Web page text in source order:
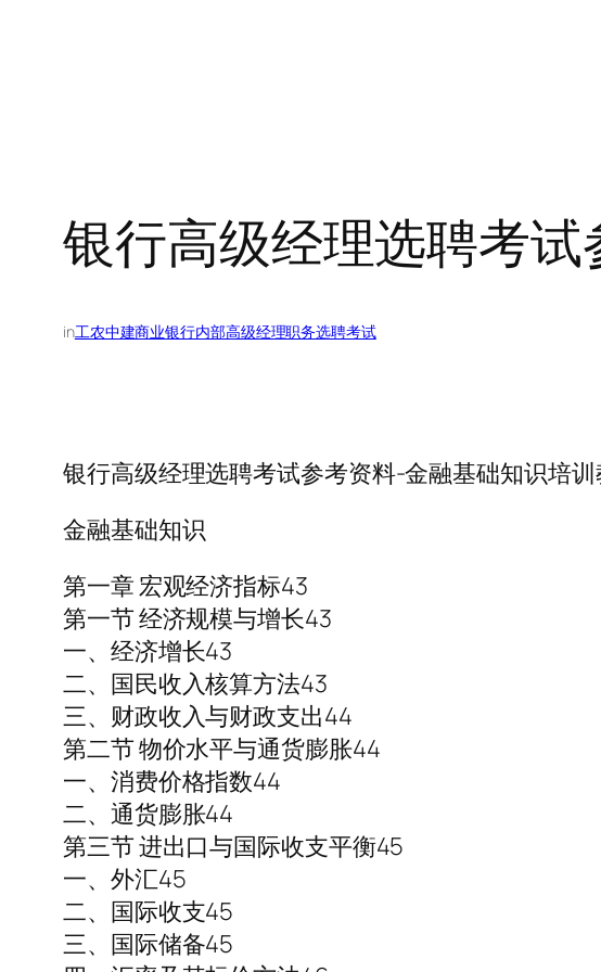
银行高级经理选聘考
in工农中建商业银行内部高级经理职务选聘考试
银行高级经理选聘考试参考资料-金融基础知识培
金融基础知识
第一章 宏观经济指标43
第一节 经济规模与增长43
一、经济增长43
二、国民收入核算方法43
三、财政收入与财政支出44
第二节 物价水平与通货膨胀44
一、消费价格指数44
二、通货膨胀44
第三节 进出口与国际收支平衡45
一、外汇45
二、国际收支45
三、国际储备45